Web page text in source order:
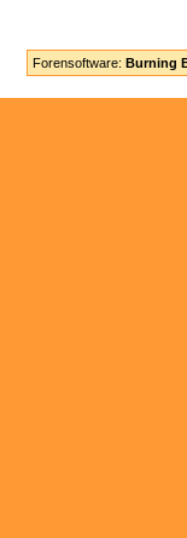
Forensoftware: Burning